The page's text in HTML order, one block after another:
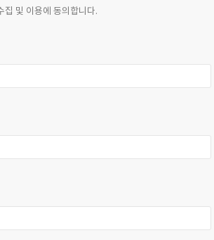
집 및 이용에 동의합니다.